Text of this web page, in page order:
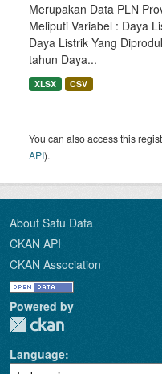
Merupakan Data PLN
Meliputi Variabel : Daya
Daya Listrik Yang
tahun Daya...
XLSX CSV
You can also access this
API).
About Satu Data
CKAN API
CKAN Association
Powered by
Language